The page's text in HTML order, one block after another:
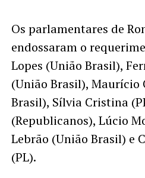
Os parlamentares de
endossaram o
Lopes (União Brasil),
(União Brasil), Maurício
Brasil), Sílvia Cristina
(Republicanos), Lúcio
Lebrão (União Brasil) e
(PL).